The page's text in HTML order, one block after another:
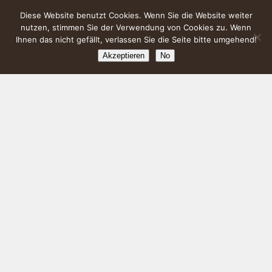
Diese Website benutzt Cookies. Wenn Sie die Website weiter
nutzen, stimmen Sie der Verwendung von Cookies zu. Wenn
Ihnen das nicht gefällt, verlassen Sie die Seite bitte umgehend!
Akzeptieren No